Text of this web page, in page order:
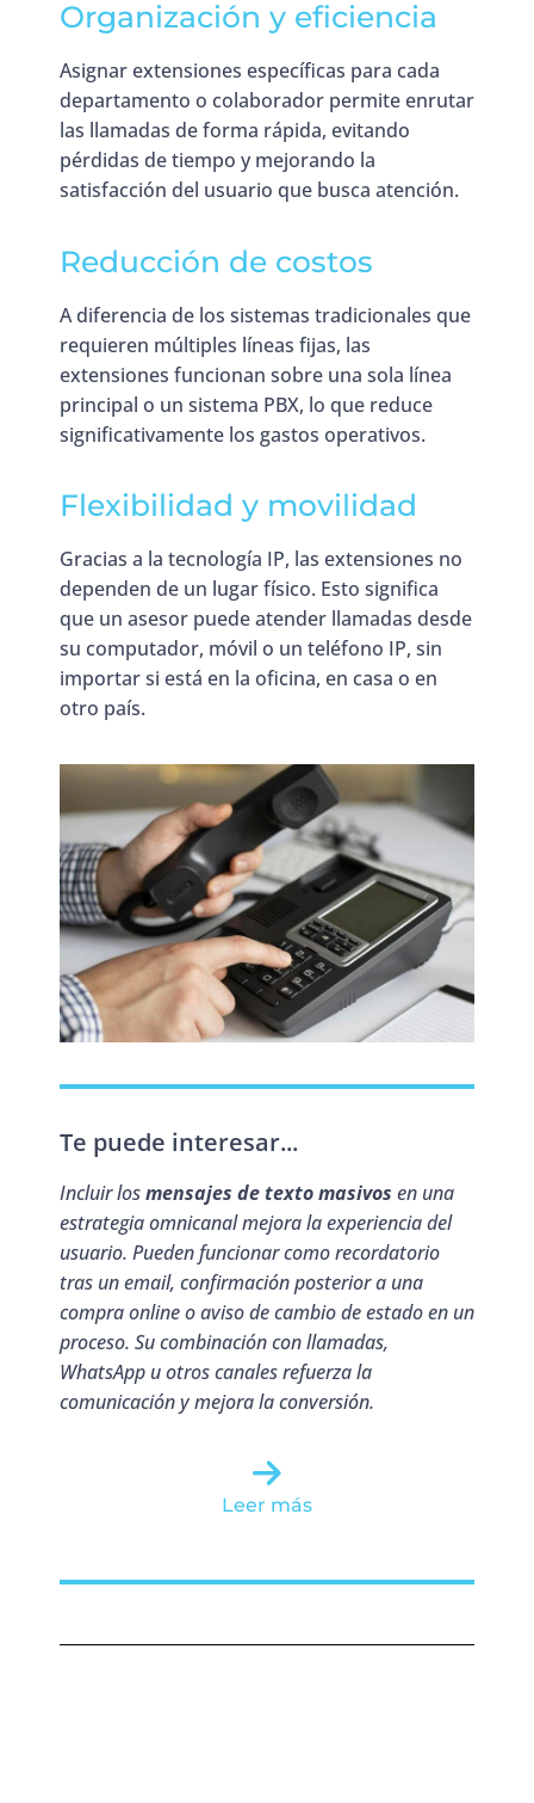
Organización y eficiencia
Asignar extensiones específicas para cada
departamento o colaborador permite enrutar
las llamadas de forma rápida, evitando
pérdidas de tiempo y mejorando la
satisfacción del usuario que busca atención.
Reducción de costos
A diferencia de los sistemas tradicionales que
requieren múltiples líneas fijas, las
extensiones funcionan sobre una sola línea
principal o un sistema PBX, lo que reduce
significativamente los gastos operativos.
Flexibilidad y movilidad
Gracias a la tecnología IP, las extensiones no
dependen de un lugar físico. Esto significa
que un asesor puede atender llamadas desde
su computador, móvil o un teléfono IP, sin
importar si está en la oficina, en casa o en
otro país.
Te puede interesar...
Incluir losmensajes de texto masivos en una
estrategia omnicanal mejora la experiencia del
usuario. Pueden funcionar como recordatorio
tras un email, confirmación posterior a una
compra online o aviso de cambio de estado en un
proceso. Su combinación con llamadas,
WhatsApp u otros canales refuerza la
comunicación y mejora la conversión.
Leer más